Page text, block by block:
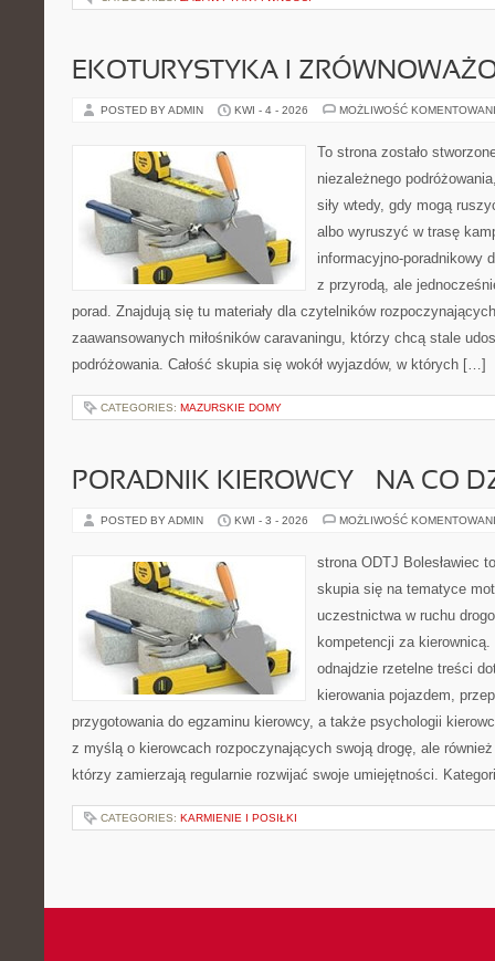
EKOTURYSTYKA I
POSTED BY ADMIN KWI - 4 - 2026 MOŻLIWOŚĆ
To strona zostało
niezależnego
siły wtedy, gdy mogą
albo wyruszyć w trasę
informacyjno-poradnikowy
z przyrodą, ale
porad. Znajdują się tu materiały dla czytelników
zaawansowanych miłośników caravaningu, którzy chcą stale
podróżowania. Całość skupia się wokół wyjazdów, w których […]
CATEGORIES: MAZURSKIE DOMY
PORADNIK KIEROWCY – NA CO
POSTED BY ADMIN KWI - 3 - 2026 MOŻLIWOŚĆ
strona ODTJ Bolesławiec
skupia się na tematyce
uczestnictwa w ruchu
kompetencji za
odnajdzie rzetelne treści
kierowania pojazdem,
przygotowania do egzaminu kierowcy, a także psychologii
z myślą o kierowcach rozpoczynających swoją drogę, ale
którzy zamierzają regularnie rozwijać swoje umiejętności.
CATEGORIES: KARMIENIE I POSIŁKI